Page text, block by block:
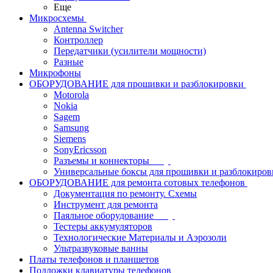
Еще
Микросхемы
Antenna Switcher
Контроллер
Передатчики (усилители мощности)
Разные
Микрофоны
ОБОРУДОВАНИЕ для прошивки и разблокировки
Motorola
Nokia
Sagem
Samsung
Siemens
SonyEricsson
Разъемы и коннекторы
Универсальные боксы для прошивки и
ОБОРУДОВАНИЕ для ремонта сотовых телефонов
Документация по ремонту. Схемы
Инструмент для ремонта
Паяльное оборудование
Тестеры аккумуляторов
Технологические Материалы и Аэрозоли
Ультразвуковые ванны
Платы телефонов и планшетов
Подложки клавиатуры телефонов